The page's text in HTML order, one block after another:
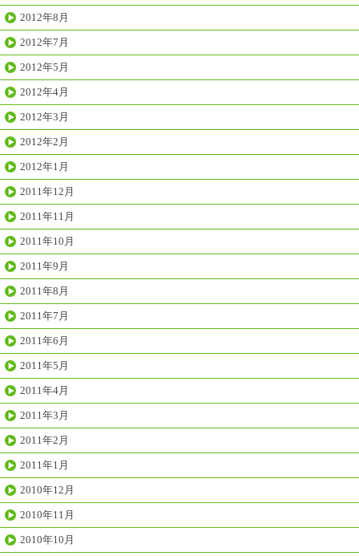
2012年8月
2012年7月
2012年5月
2012年4月
2012年3月
2012年2月
2012年1月
2011年12月
2011年11月
2011年10月
2011年9月
2011年8月
2011年7月
2011年6月
2011年5月
2011年4月
2011年3月
2011年2月
2011年1月
2010年12月
2010年11月
2010年10月